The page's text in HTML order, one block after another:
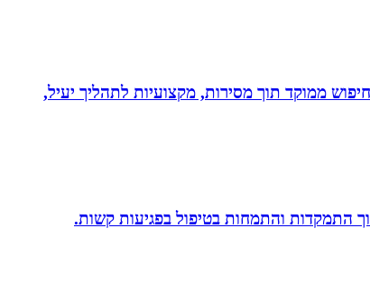
ממוקד תוך מסירות, מקצועיות לתהליך יעיל,
התמקדות והתמחות בטיפול בפגיעות קשות.